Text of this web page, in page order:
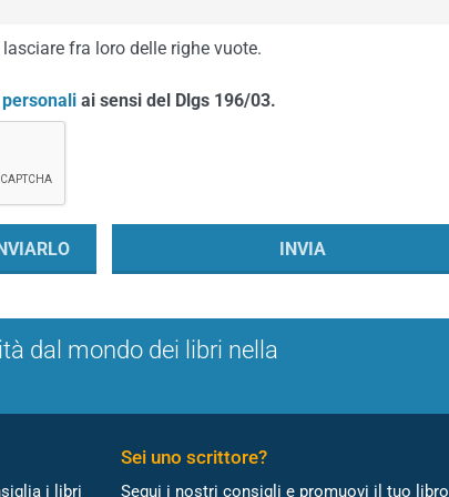
fra loro delle righe vuote.
ai sensi del Dlgs 196/03.
dal mondo dei libri nella
i libri
Sei uno scrittore?
Segui i nostri consigli e promuovi il tuo libro